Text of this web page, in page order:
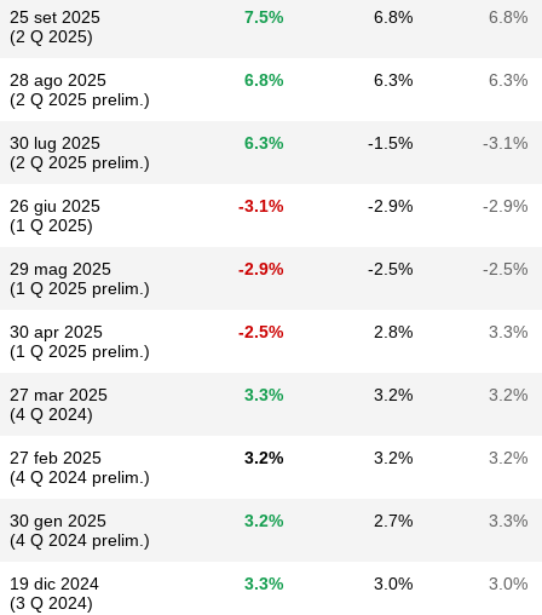
25 set 2025
(2 Q 2025)
7.5% 6.8% 6.8%
28 ago 2025
(2 Q 2025 prelim.)
6.8% 6.3% 6.3%
30 lug 2025
(2 Q 2025 prelim.)
6.3% -1.5% -3.1%
26 giu 2025
(1 Q 2025)
-3.1% -2.9% -2.9%
29 mag 2025
(1 Q 2025 prelim.)
-2.9% -2.5% -2.5%
30 apr 2025
(1 Q 2025 prelim.)
-2.5% 2.8% 3.3%
27 mar 2025
(4 Q 2024)
3.3% 3.2% 3.2%
27 feb 2025
(4 Q 2024 prelim.)
3.2% 3.2% 3.2%
30 gen 2025
(4 Q 2024 prelim.)
3.2% 2.7% 3.3%
19 dic 2024
(3 Q 2024)
3.3% 3.0% 3.0%